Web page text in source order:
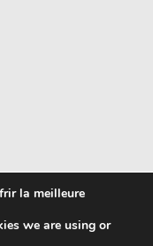
la meilleure
we are using or